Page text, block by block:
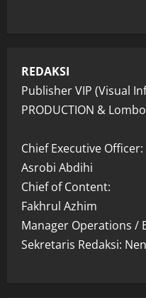
REDAKSI
Publisher VIP (Visual
PRODUCTION &
Chief Executive Officer:
Asrobi Abdihi
Chief of Content:
Fakhrul Azhim
Manager Operations /
Sekretaris Redaksi: